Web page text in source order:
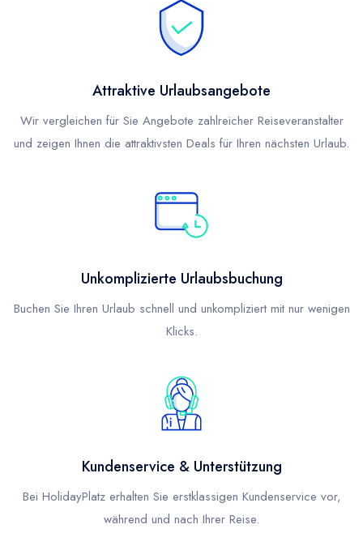
Attraktive Urlaubsangebote
Wir vergleichen für Sie Angebote zahlreicher Reiseveranstalter
und zeigen Ihnen die attraktivsten Deals für Ihren nächsten Urlaub.
Unkomplizierte Urlaubsbuchung
Buchen Sie Ihren Urlaub schnell und unkompliziert mit nur wenigen
Klicks.
Kundenservice & Unterstützung
Bei HolidayPlatz erhalten Sie erstklassigen Kundenservice vor,
während und nach Ihrer Reise.